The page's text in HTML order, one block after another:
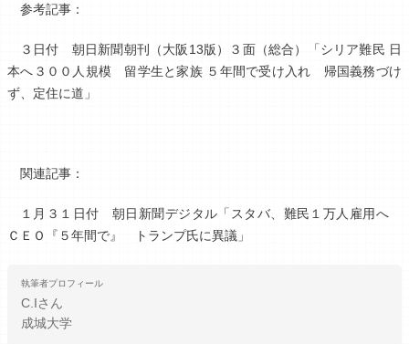
参考記事：
３日付 朝日新聞朝刊（大阪13版）３面（総合）「シリア難民 日
本へ３００人規模 留学生と家族 ５年間で受け入れ 帰国義務づけ
ず、定住に道」
関連記事：
１月３１日付 朝日新聞デジタル「スタバ、難民１万人雇用へ
ＣＥＯ『５年間で』 トランプ氏に異議」
執筆者プロフィール
C.Iさん
成城大学